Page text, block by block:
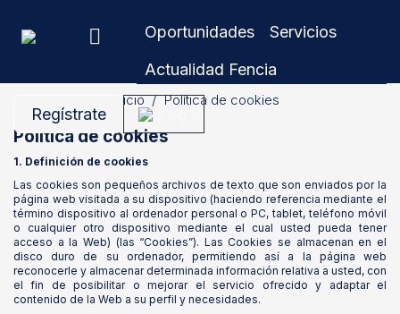
Oportunidades
Servicios
Actualidad Fencia
Regístrate
Inicio Política de cookies
Política de cookies
1. Definición de cookies
Las cookies son pequeños archivos de texto que son enviados por la
página web visitada a su dispositivo (haciendo referencia mediante el
término dispositivo al ordenador personal o PC, tablet, teléfono móvil
o cualquier otro dispositivo mediante el cual usted pueda tener
acceso a la Web) (las “Cookies”). Las Cookies se almacenan en el
disco duro de su ordenador, permitiendo así a la página web
reconocerle y almacenar determinada información relativa a usted, con
el fin de posibilitar o mejorar el servicio ofrecido y adaptar el
contenido de la Web a su perfil y necesidades.